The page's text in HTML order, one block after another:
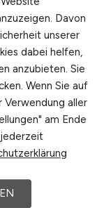
ohne den
und die
HR-
die
übertrieben
Fachlichkeit
des
dabei
Davon
unserer
dabei helfen,
anzubieten. Sie
Wenn Sie auf
Verwendung aller
am Ende